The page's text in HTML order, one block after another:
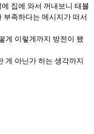
집에 와서 꺼내보니 태블
부족하다는 메시지가 떠서
게 이렇게까지 방전이 됐
게 아닌가 하는 생각까지